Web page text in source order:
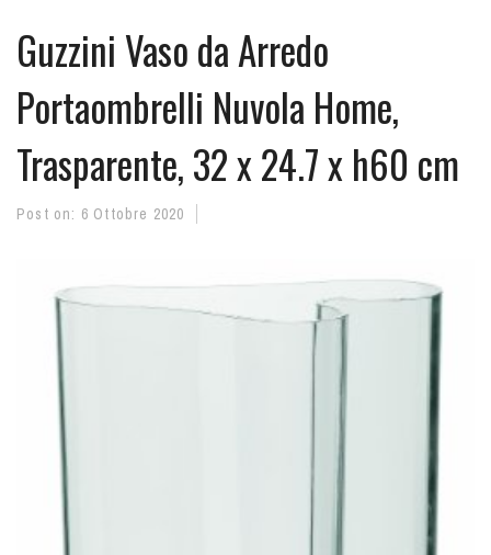
Guzzini Vaso da Arredo
Portaombrelli Nuvola Home,
Trasparente, 32 x 24.7 x h60 cm
Post on: 6 Ottobre 2020